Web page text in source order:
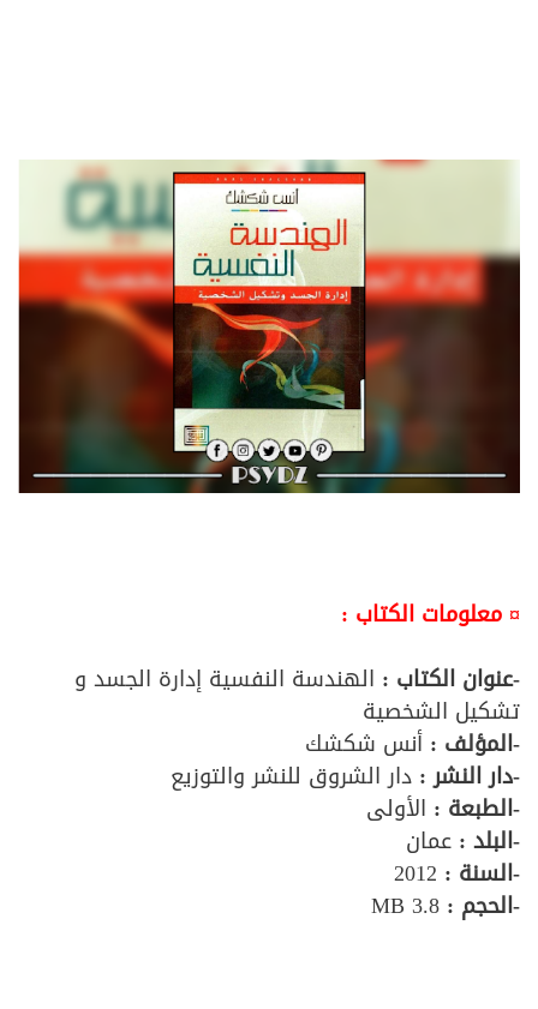
¤ معلومات الكتاب :
-عنوان الكتاب : الهندسة النفسية إدارة الجسد و
تشكيل الشخصية
-المؤلف : أنس شكشك
-دار النشر : دار الشروق للنشر والتوزيع
-الطبعة : الأولى
-البلد : عمان
-السنة :
-الحجم :